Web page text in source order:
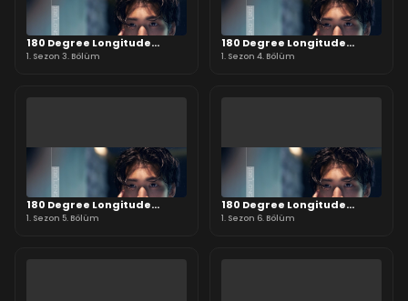
180 Degree Longitude
Passes Through Us
1. Sezon 3. Bölüm
180 Degree Longitude
Passes Through Us
1. Sezon 4. Bölüm
180 Degree Longitude
Passes Through Us
1. Sezon 5. Bölüm
180 Degree Longitude
Passes Through Us
1. Sezon 6. Bölüm